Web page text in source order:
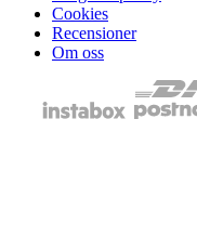
Cookies
Recensioner
Om oss